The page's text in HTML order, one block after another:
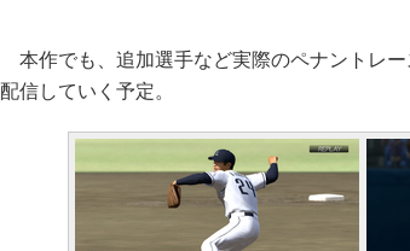
本作でも、追加選手など実際のペナントレ
配信していく予定。